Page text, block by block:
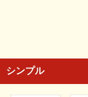
シンプル